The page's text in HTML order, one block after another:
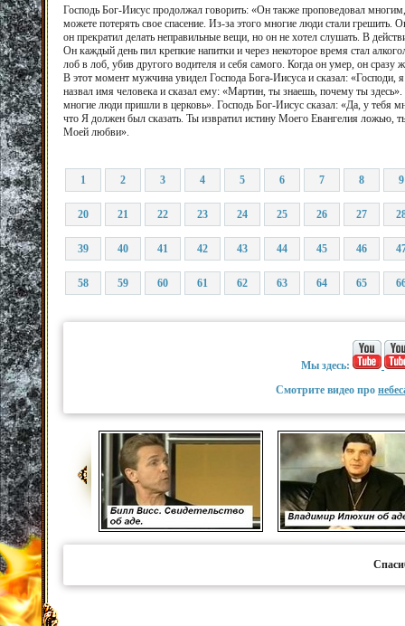
Господь Бог-Иисус продолжал говорить: «Он также проповедовал многим,
можете потерять свое спасение. Из-за этого многие люди стали
он прекратил делать неправильные вещи, но он не хотел слушать. В
Он каждый день пил крепкие напитки и через некоторое время стал
лоб в лоб, убив другого водителя и себя самого. Когда он умер, он
В этот момент мужчина увидел Господа Бога-Иисуса и сказал:
назвал имя человека и сказал ему: «Мартин, ты знаешь, почему ты
многие люди пришли в церковь». Господь Бог-Иисус сказал: «Да, у тебя
что Я должен был сказать. Ты извратил истину Моего Евангелия ложью,
Моей любви».
1 2 3 4 5 6 7 8 9
20 21 22 23 24 25 26 27
39 40 41 42 43 44 45 46
58 59 60 61 62 63 64 65
Мы здесь:
Смотрите видео про